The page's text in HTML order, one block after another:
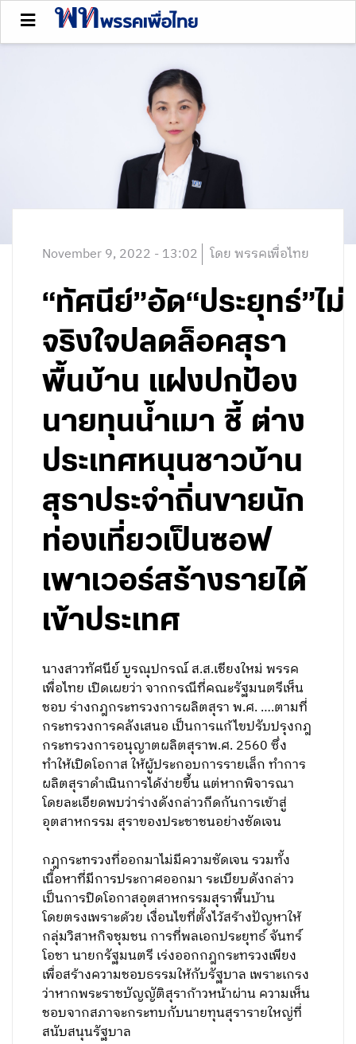
November 9, 2022 - 13:02 โดย พรรคเพื่อไทย
“ทัศนีย์”อัด“ประยุทธ์”ไม่
จริงใจปลดล็อคสุรา
พื้นบ้าน แฝงปกป้อง
นายทุนน้ำเมา ชี้ ต่าง
ประเทศหนุนชาวบ้าน
สุราประจำถิ่นขายนัก
ท่องเที่ยวเป็นซอฟ
เพาเวอร์สร้างรายได้
เข้าประเทศ
นางสาวทัศนีย์ บูรณุปกรณ์ ส.ส.เชียงใหม่ พรรค
เพื่อไทย เปิดเผยว่า จากกรณีที่คณะรัฐมนตรีเห็น
ชอบ ร่างกฎกระทรวงการผลิตสุรา พ.ศ. ….ตามที่
กระทรวงการคลังเสนอ เป็นการแก้ไขปรับปรุงกฎ
กระทรวงการอนุญาตผลิตสุราพ.ศ. 2560 ซึ่ง
ทำให้เปิดโอกาส ให้ผู้ประกอบการรายเล็ก ทำการ
ผลิตสุราดำเนินการได้ง่ายขึ้น แต่หากพิจารณา
โดยละเอียดพบว่าร่างดังกล่าวกีดกันการเข้าสู่
อุตสาหกรรม สุราของประชาชนอย่างชัดเจน
กฎกระทรวงที่ออกมาไม่มีความชัดเจน รวมทั้ง
เนื้อหาที่มีการประกาศออกมา ระเบียบดังกล่าว
เป็นการปิดโอกาสอุตสาหกรรมสุราพื้นบ้าน
โดยตรงเพราะด้วย เงื่อนไขที่ตั้งไว้สร้างปัญหาให้
กลุ่มวิสาหกิจชุมชน การที่พลเอกประยุทธ์ จันทร์
โอชา นายกรัฐมนตรี เร่งออกกฎกระทรวงเพียง
เพื่อสร้างความชอบธรรมให้กับรัฐบาล เพราะเกรง
ว่าหากพระราชบัญญัติสุราก้าวหน้าผ่าน ความเห็น
ชอบจากสภาจะกระทบกับนายทุนสุรารายใหญ่ที่
สนับสนุนรัฐบาล